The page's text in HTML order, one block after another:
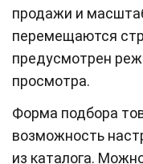
продажи и
перемещаются
предусмотрен
просмотра.
Форма подбора
возможность
из каталога.